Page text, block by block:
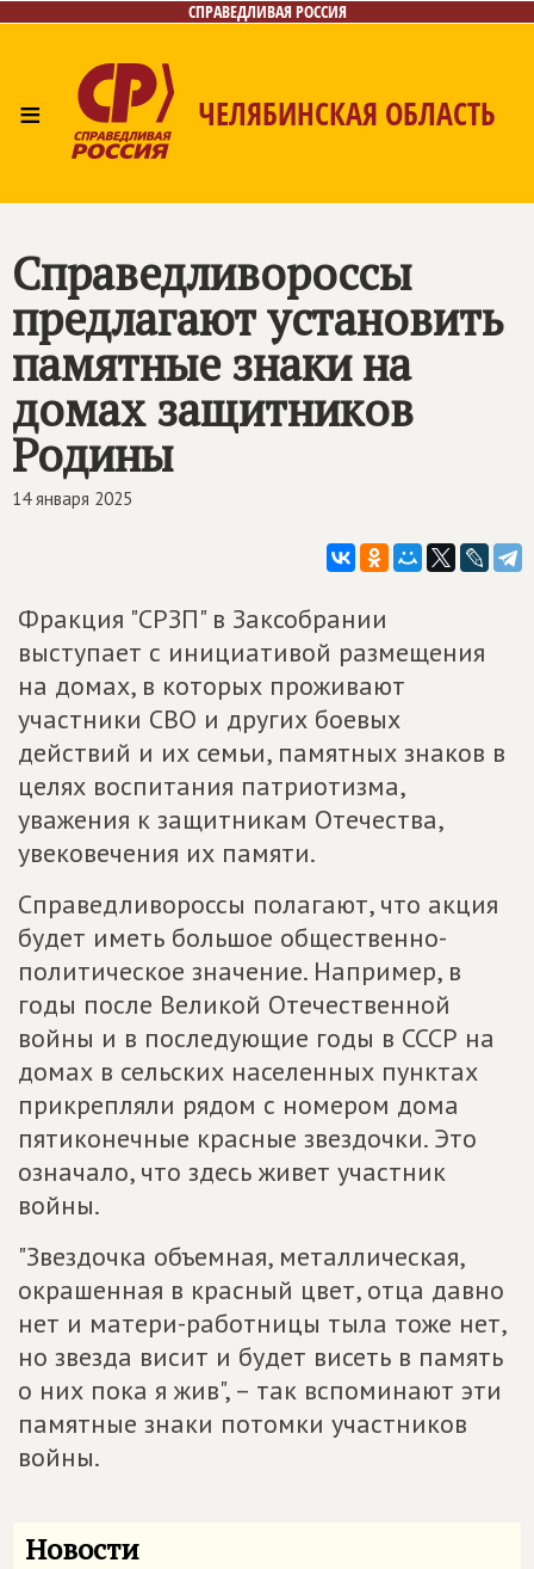
СПРАВЕДЛИВАЯ РОССИЯ
≡ ЧЕЛЯБИНСКАЯ ОБЛАСТЬ
Справедливороссы
предлагают установить
памятные знаки на
домах защитников
Родины
14 января 2025
Фракция "СРЗП" в Заксобрании
выступает с инициативой размещения
на домах, в которых проживают
участники СВО и других боевых
действий и их семьи, памятных знаков в
целях воспитания патриотизма,
уважения к защитникам Отечества,
увековечения их памяти.
Справедливороссы полагают, что акция
будет иметь большое общественно-
политическое значение. Например, в
годы после Великой Отечественной
войны и в последующие годы в СССР на
домах в сельских населенных пунктах
прикрепляли рядом с номером дома
пятиконечные красные звездочки. Это
означало, что здесь живет участник
войны.
"Звездочка объемная, металлическая,
окрашенная в красный цвет, отца давно
нет и матери-работницы тыла тоже нет,
но звезда висит и будет висеть в память
о них пока я жив", – так вспоминают эти
памятные знаки потомки участников
войны.
Новости